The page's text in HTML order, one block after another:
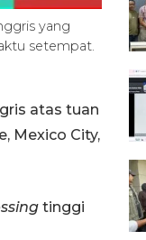
yang
setempat.
atas tuan
Mexico City,
tinggi